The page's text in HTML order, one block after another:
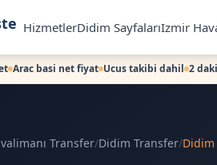
HizmetlerDidim SayfalarıIzmir
Arac basi net fiyat Ucus takibi dahil 2
Transfer/Didim Transfer/Didim